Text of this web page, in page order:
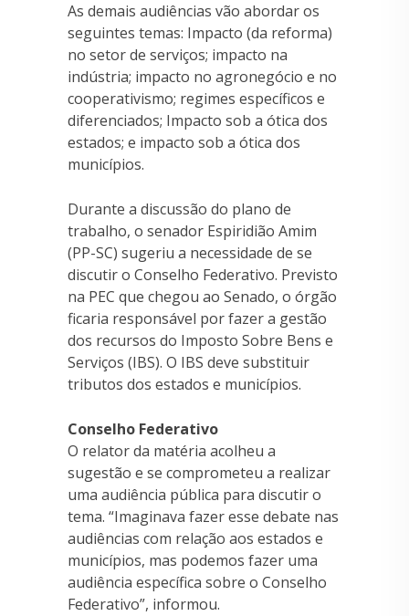
As demais audiências vão abordar os
seguintes temas: Impacto (da reforma)
no setor de serviços; impacto na
indústria; impacto no agronegócio e no
cooperativismo; regimes específicos e
diferenciados; Impacto sob a ótica dos
estados; e impacto sob a ótica dos
municípios.
Durante a discussão do plano de
trabalho, o senador Espiridião Amim
(PP-SC) sugeriu a necessidade de se
discutir o Conselho Federativo. Previsto
na PEC que chegou ao Senado, o órgão
ficaria responsável por fazer a gestão
dos recursos do Imposto Sobre Bens e
Serviços (IBS). O IBS deve substituir
tributos dos estados e municípios.
Conselho Federativo
O relator da matéria acolheu a
sugestão e se comprometeu a realizar
uma audiência pública para discutir o
tema. “Imaginava fazer esse debate nas
audiências com relação aos estados e
municípios, mas podemos fazer uma
audiência específica sobre o Conselho
Federativo”, informou.